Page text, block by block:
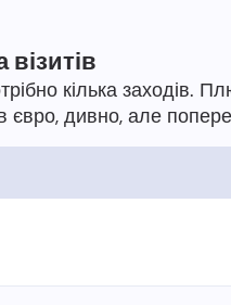
візитів
кілька заходів.